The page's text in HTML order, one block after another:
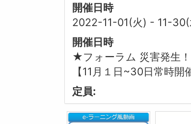
開催日時
2022-11-01(火) - 11-
開催日時
★フォーラム 災害発生
【11月１日~30日常時開
定員: